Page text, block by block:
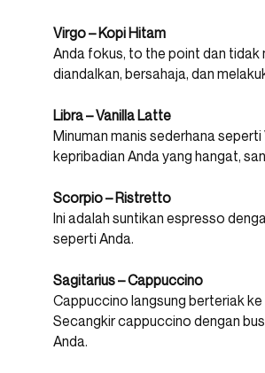
Virgo – Kopi Hitam
Anda fokus, to the point dan
diandalkan, bersahaja, dan
Libra – Vanilla Latte
Minuman manis sederhana
kepribadian Anda yang hangat,
Scorpio – Ristretto
Ini adalah suntikan espresso
seperti Anda.
Sagitarius – Cappuccino
Cappuccino langsung berteriak
Secangkir cappuccino dengan
Anda.